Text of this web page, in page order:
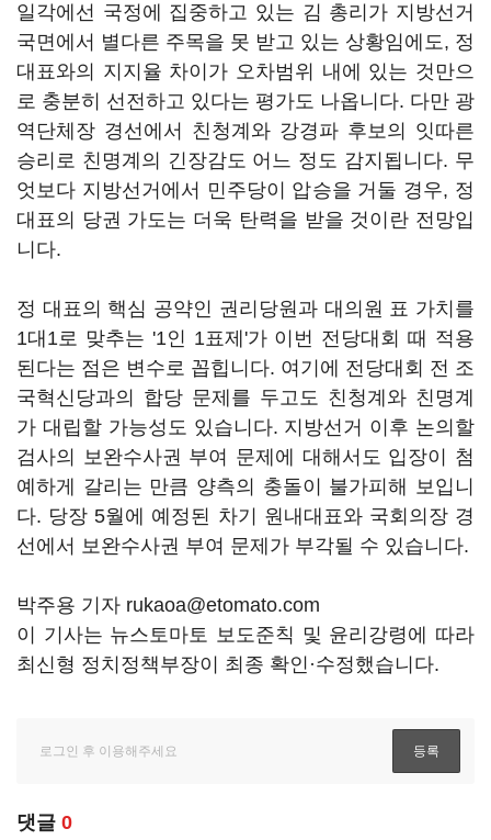
일각에선 국정에 집중하고 있는 김 총리가 지방선거
국면에서 별다른 주목을 못 받고 있는 상황임에도, 정
대표와의 지지율 차이가 오차범위 내에 있는 것만으
로 충분히 선전하고 있다는 평가도 나옵니다. 다만 광
역단체장 경선에서 친청계와 강경파 후보의 잇따른
승리로 친명계의 긴장감도 어느 정도 감지됩니다. 무
엇보다 지방선거에서 민주당이 압승을 거둘 경우, 정
대표의 당권 가도는 더욱 탄력을 받을 것이란 전망입
니다.
정 대표의 핵심 공약인 권리당원과 대의원 표 가치를
1대1로 맞추는 '1인 1표제'가 이번 전당대회 때 적용
된다는 점은 변수로 꼽힙니다. 여기에 전당대회 전 조
국혁신당과의 합당 문제를 두고도 친청계와 친명계
가 대립할 가능성도 있습니다. 지방선거 이후 논의할
검사의 보완수사권 부여 문제에 대해서도 입장이 첨
예하게 갈리는 만큼 양측의 충돌이 불가피해 보입니
다. 당장 5월에 예정된 차기 원내대표와 국회의장 경
선에서 보완수사권 부여 문제가 부각될 수 있습니다.
박주용 기자 rukaoa@etomato.com
이 기사는 뉴스토마토 보도준칙 및 윤리강령에 따라
최신형 정치정책부장이 최종 확인·수정했습니다.
댓글 0